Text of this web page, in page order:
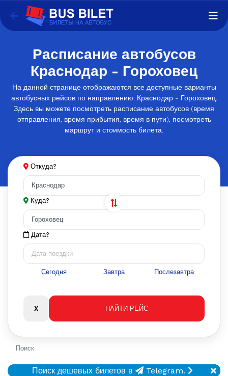
Расписание автобусов
Краснодар - Гороховец
На данной странице отображаются все доступные варианты
автобусных рейсов по направлению: Краснодар - Гороховец.
Здесь вы можете посмотреть расписание автобусов (время
отправления, время прибытия, время в пути), посмотреть
маршрут и стоимость билета.
Откуда?
Куда?
Дата?
Сегодня Завтра Послезавтра
Поиск
Поиск дешевых билетов в Telegram.